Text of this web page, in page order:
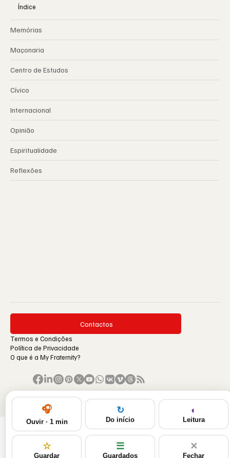
Índice
Memórias
Maçonaria
Centro de Estudos
Cívico
Internacional
Opinião
Espiritualidade
Reflexões
Contactos
Termos e Condições
Política de Privacidade
O que é a My Fraternity?
© 1996-2026 by My Fraternity.
🎧
Ouvir · 1 min
↻
Do início
◐
Leitura
☆
Guardar
☰
Guardados
✕
Fechar